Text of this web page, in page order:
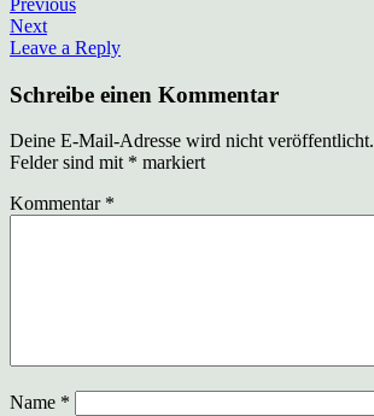
Next
Leave a Reply
Schreibe einen Kommentar
Deine E-Mail-Adresse wird nicht veröffentlicht.
Felder sind mit * markiert
Kommentar *
Name *